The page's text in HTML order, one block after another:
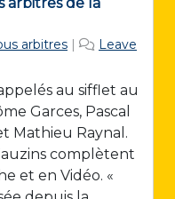
arbitres |
Leave
au sifflet au
Garces, Pascal
Mathieu Raynal.
complètent
et en Vidéo. «